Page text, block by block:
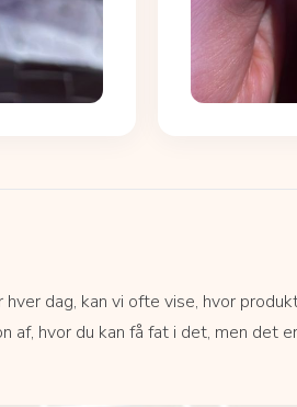
dag, kan vi ofte vise, hvor
af, hvor du kan få fat i det, men det